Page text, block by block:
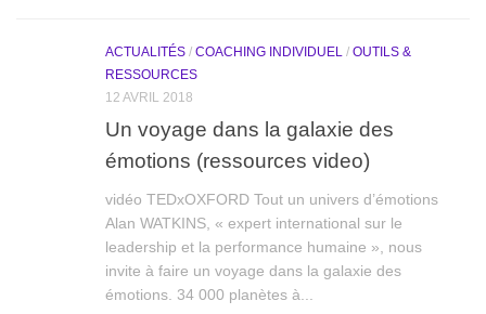
ACTUALITÉS / COACHING INDIVIDUEL / OUTILS &
RESSOURCES
12 AVRIL 2018
Un voyage dans la galaxie des
émotions (ressources video)
vidéo TEDxOXFORD Tout un univers d’émotions
Alan WATKINS, « expert international sur le
leadership et la performance humaine », nous
invite à faire un voyage dans la galaxie des
émotions. 34 000 planètes à...